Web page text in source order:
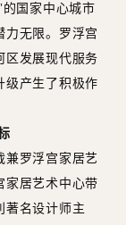
国家中心城市
力无限。罗浮宫
区发展现代服务
级产生了积极作
罗浮宫家居艺
家居艺术中心带
著名设计师主